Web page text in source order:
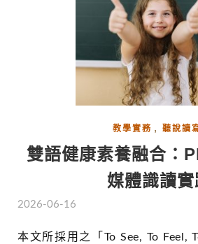
教學實務 , 聽說讀
雙語健康素養融合：
媒體識讀實
2026-06-16
本文所採用之「To See, To Feel, To Act」架構，係筆